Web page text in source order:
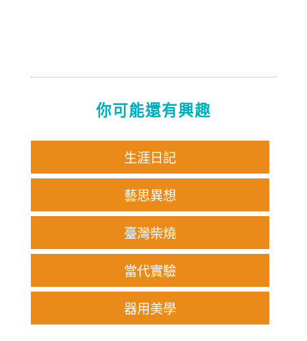
你可能還有興趣
生涯日記
藝思異想
臺灣柴燒
當代實驗
器用美學